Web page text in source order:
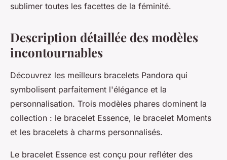
sublimer toutes les facettes de la féminité.
Description détaillée des modèles
incontournables
Découvrez les meilleurs bracelets Pandora qui
symbolisent parfaitement l'élégance et la
personnalisation. Trois modèles phares dominent la
collection : le bracelet Essence, le bracelet Moments
et les bracelets à charms personnalisés.
Le bracelet Essence est conçu pour refléter des